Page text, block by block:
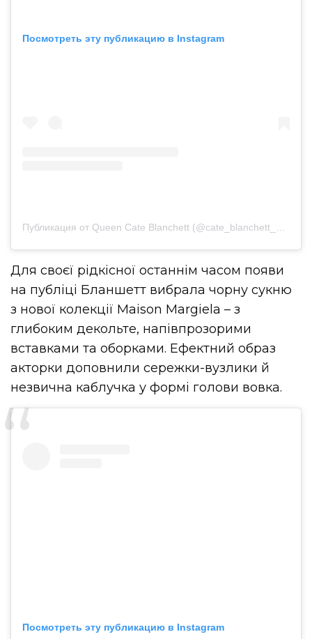
Посмотреть эту публикацию в Instagram
Для своєї рідкісної останнім часом появи
на публіці Бланшетт вибрала чорну сукню
з нової колекції Maison Margiela – з
глибоким декольте, напівпрозорими
вставками та оборками. Ефектний образ
акторки доповнили сережки-вузлики й
незвична каблучка у формі голови вовка.
Посмотреть эту публикацию в Instagram